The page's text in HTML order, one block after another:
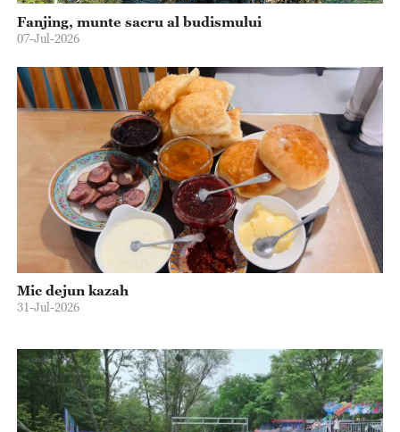
Fanjing, munte sacru al budismului
07-Jul-2026
Mic dejun kazah
31-Jul-2026